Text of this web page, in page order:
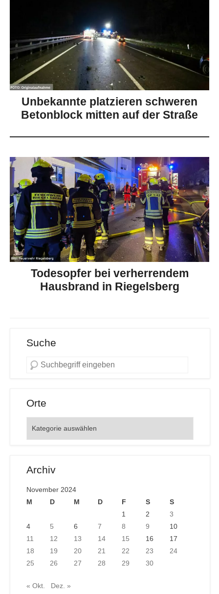
Unbekannte platzieren schweren
Betonblock mitten auf der Straße
Todesopfer bei verherrendem
Hausbrand in Riegelsberg
Suche
Orte
Archiv
November 2024
M
D M D F S
S
1
2
3
4
5 6 7 8 9
10
11
12 13 14 15 16
17
18
19 20 21 22 23
24
25
26 27 28 29 30
« Okt. Dez. »